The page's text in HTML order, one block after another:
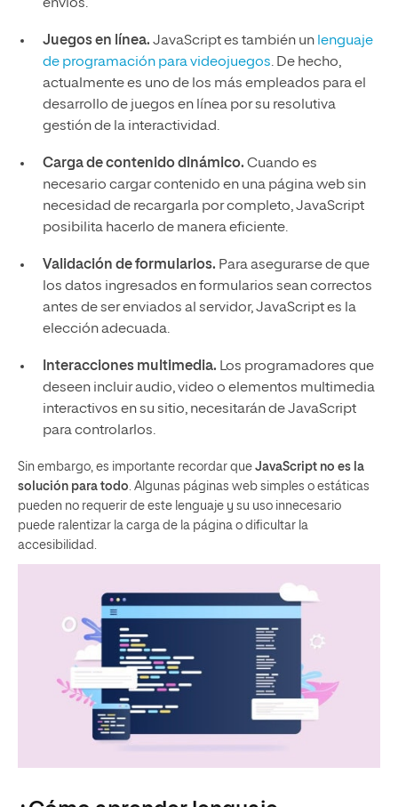
envíos.
Juegos en línea. JavaScript es también un lenguaje
de programación para videojuegos. De hecho,
actualmente es uno de los más empleados para el
desarrollo de juegos en línea por su resolutiva
gestión de la interactividad.
Carga de contenido dinámico. Cuando es
necesario cargar contenido en una página web sin
necesidad de recargarla por completo, JavaScript
posibilita hacerlo de manera eficiente.
Validación de formularios. Para asegurarse de que
los datos ingresados en formularios sean correctos
antes de ser enviados al servidor, JavaScript es la
elección adecuada.
Interacciones multimedia. Los programadores que
deseen incluir audio, video o elementos multimedia
interactivos en su sitio, necesitarán de JavaScript
para controlarlos.
Sin embargo, es importante recordar que JavaScript no es la
solución para todo. Algunas páginas web simples o estáticas
pueden no requerir de este lenguaje y su uso innecesario
puede ralentizar la carga de la página o dificultar la
accesibilidad.